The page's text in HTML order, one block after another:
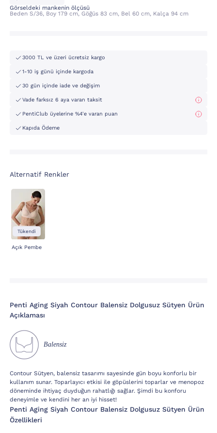
Görseldeki mankenin ölçüsü
Beden S/36, Boy 179 cm, Göğüs 83 cm, Bel 60 cm, Kalça 94 cm
3000 TL ve üzeri ücretsiz kargo
1-10 iş günü içinde kargoda
30 gün içinde iade ve değişim
Vade farksız 6 aya varan taksit
PentiClub üyelerine %4'e varan puan
Kapıda Ödeme
Alternatif Renkler
Tükendi
Açık Pembe
Penti Aging Siyah Contour Balensiz Dolgusuz Sütyen Ürün
Açıklaması
Balensiz
Contour Sütyen, balensiz tasarımı sayesinde gün boyu konforlu bir
kullanım sunar. Toparlayıcı etkisi ile göpüslerini toparlar ve menopoz
döneminde ihtiyaç duyduğun rahatlığı sağlar. Şimdi bu konforu
deneyimle ve kendini her an iyi hisset!
Penti Aging Siyah Contour Balensiz Dolgusuz Sütyen Ürün
Özellikleri